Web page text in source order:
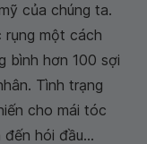
của chúng ta.
rụng một cách
bình hơn 100 sợi
Tình trạng
cho mái tóc
hói đầu...